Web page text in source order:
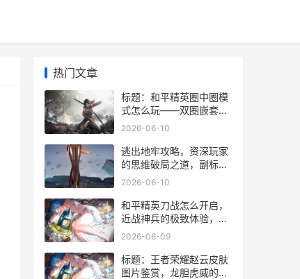
热门文章
标题：和平精英圈中圈模
式怎么玩——双圈嵌套下
的生存博弈之道副标题：
攻略
2026-06-10
逃出地牢攻略，资深玩家
的思维破局之道，副标
题，从绝望迷宫到自由之
2026-06-10
和平精英刀战怎么开启，
近战神兵的极致体验，副
标题，冷兵器对决的全流
2026-06-09
标题：王者荣耀赵云皮肤
图片鉴赏，龙胆虎威的视